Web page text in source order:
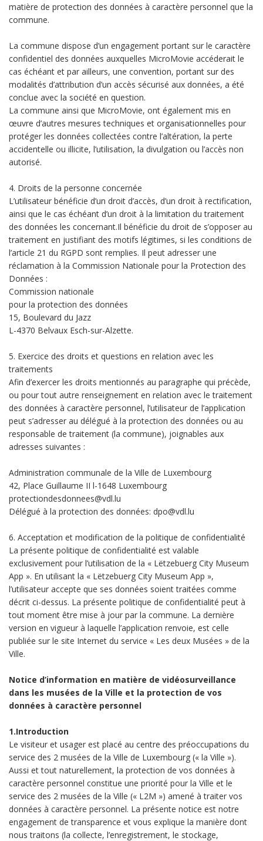
matière de protection des données à caractère personnel que la
commune.
La commune dispose d’un engagement portant sur le caractère
confidentiel des données auxquelles MicroMovie accéderait le
cas échéant et par ailleurs, une convention, portant sur des
modalités d’attribution d’un accès sécurisé aux données, a été
conclue avec la société en question.
La commune ainsi que MicroMovie, ont également mis en
œuvre d’autres mesures techniques et organisationnelles pour
protéger les données collectées contre l’altération, la perte
accidentelle ou illicite, l’utilisation, la divulgation ou l’accès non
autorisé.
4. Droits de la personne concernée
L’utilisateur bénéficie d’un droit d’accès, d’un droit à rectification,
ainsi que le cas échéant d’un droit à la limitation du traitement
des données les concernant.Il bénéficie du droit de s’opposer au
traitement en justifiant des motifs légitimes, si les conditions de
l’article 21 du RGPD sont remplies. Il peut adresser une
réclamation à la Commission Nationale pour la Protection des
Données :
Commission nationale
pour la protection des données
15, Boulevard du Jazz
L-4370 Belvaux Esch-sur-Alzette.
5. Exercice des droits et questions en relation avec les
traitements
Afin d’exercer les droits mentionnés au paragraphe qui précède,
ou pour tout autre renseignement en relation avec le traitement
des données à caractère personnel, l’utilisateur de l’application
peut s’adresser au délégué à la protection des données ou au
responsable de traitement (la commune), joignables aux
adresses suivantes :
Administration communale de la Ville de Luxembourg
42, Place Guillaume II l-1648 Luxembourg
protectiondesdonnees@vdl.lu
Délégué à la protection des données: dpo@vdl.lu
6. Acceptation et modification de la politique de confidentialité
La présente politique de confidentialité est valable
exclusivement pour l’utilisation de la « Lëtzebuerg City Museum
App ». En utilisant la « Lëtzebuerg City Museum App »,
l’utilisateur accepte que ses données soient traitées comme
décrit ci-dessus. La présente politique de confidentialité peut à
tout moment être mise à jour par la commune. La dernière
version en vigueur à laquelle l’application renvoie, est celle
publiée sur le site Internet du service « Les deux Musées » de la
Ville.
Notice d’information en matière de vidéosurveillance
dans les musées de la Ville et la protection de vos
données à caractère personnel
1.Introduction
Le visiteur et usager est placé au centre des préoccupations du
service des 2 musées de la Ville de Luxembourg (« la Ville »).
Aussi et tout naturellement, la protection de vos données à
caractère personnel constitue une priorité pour la Ville et le
service des 2 musées de la Ville (« L2M ») amené à traiter vos
données à caractère personnel. La présente notice est notre
engagement de transparence et vous explique la manière dont
nous traitons (la collecte, l’enregistrement, le stockage,